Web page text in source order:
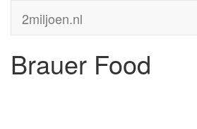
2miljoen.nl
Brauer Food